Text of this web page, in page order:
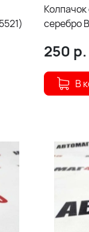
серебро
250 р.
В